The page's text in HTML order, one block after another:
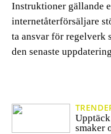
Instruktioner gällande
internetåterförsäljare
ta ansvar för regelverk
den senaste
smaker